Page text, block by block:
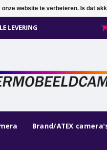
LEVERING
Brand/ATEX
website te verbeteren. Is dat